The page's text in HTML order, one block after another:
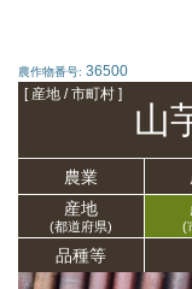
農作物番号: 36500
[ 産地 / 市町村 ]
山
農業
産地
(都道府県) (
品種等